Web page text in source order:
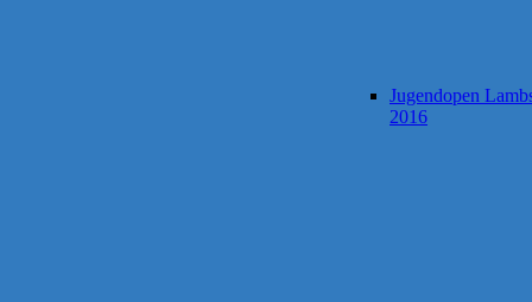
Jugendopen
2016